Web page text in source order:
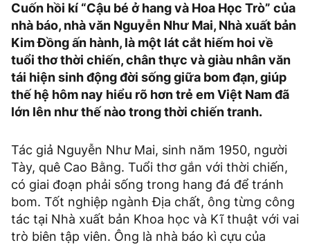
Cuốn hồi kí “Cậu bé ở hang và Hoa Học Trò” của
nhà báo, nhà văn Nguyễn Như Mai, Nhà xuất bản
Kim Đồng ấn hành, là một lát cắt hiếm hoi về
tuổi thơ thời chiến, chân thực và giàu nhân văn
tái hiện sinh động đời sống giữa bom đạn, giúp
thế hệ hôm nay hiểu rõ hơn trẻ em Việt Nam đã
lớn lên như thế nào trong thời chiến tranh.
Tác giả Nguyễn Như Mai, sinh năm 1950, người
Tày, quê Cao Bằng. Tuổi thơ gắn với thời chiến,
có giai đoạn phải sống trong hang đá để tránh
bom. Tốt nghiệp ngành Địa chất, ông từng công
tác tại Nhà xuất bản Khoa học và Kĩ thuật với vai
trò biên tập viên. Ông là nhà báo kì cựu của